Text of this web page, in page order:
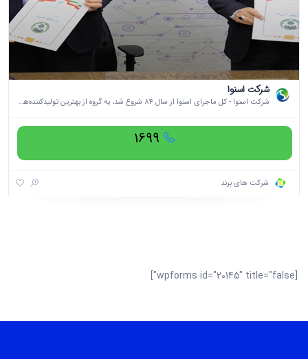
شرکت اسنوا
شرکت اسنوا - کل ماجرای اسنوا از سال ۸۴ شروع شد، یه گروه از بهترین تولید‌کننده‌ها، مهندس‌ها و کارشناس‌ها ایرانی دست به دست هم دادن تا تولید...
1699
شرکت های برند
[wpforms id="20145" title="false"]